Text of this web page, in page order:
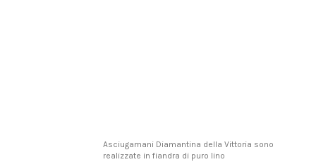
Asciugamani Diamantina della Vittoria sono
realizzate in fiandra di puro lino